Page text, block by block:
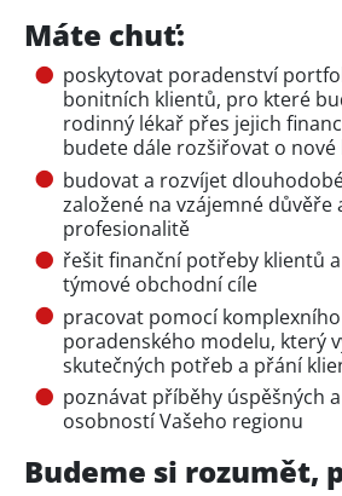
Máte chuť:
poskytovat poradenství
bonitních klientů, pro které
rodinný lékař přes jejich
budete dále rozšiřovat o nové
budovat a rozvíjet
založené na vzájemné důvěře
profesionalitě
řešit finanční potřeby klientů
týmové obchodní cíle
pracovat pomocí
poradenského modelu, který
skutečných potřeb a přání
poznávat příběhy úspěšných
osobností Vašeho regionu
Budeme si rozumět,